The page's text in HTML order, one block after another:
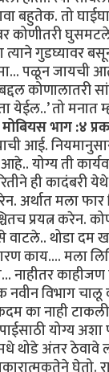
बहुतेक. तो
कोणीतरी
गुडघ्यावर
पळून जायची
येईल..’ तो
मोबियस भाग :४
आई.
योग्य ती
ही कादंबरी
मला फार
प्रयत्न
थोडा दम
काय.... मला
नाहीतर
विभाग चालू
का नाही
योग्य
अंतर ठेवावे